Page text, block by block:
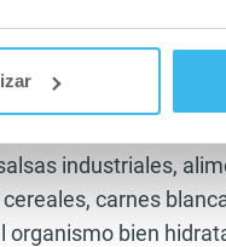
y dedicar uno
industriales,
carnes
organismo bien